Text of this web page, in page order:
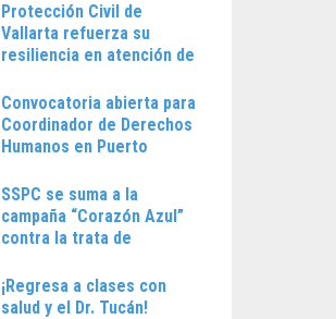
Protección Civil de
Vallarta refuerza su
resiliencia en atención de
Convocatoria abierta para
Coordinador de Derechos
Humanos en Puerto
SSPC se suma a la
campaña “Corazón Azul”
contra la trata de
¡Regresa a clases con
salud y el Dr. Tucán!